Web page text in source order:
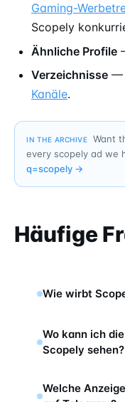
Gaming-
Scopely
Ähnliche Profile
Verzeichnisse —
Kanäle.
IN THE ARCHIVE
Want
every scopely ad we
q=scopely →
Häufige
Wie wirbt
Wo kann ich
Scopely sehen?
Welche